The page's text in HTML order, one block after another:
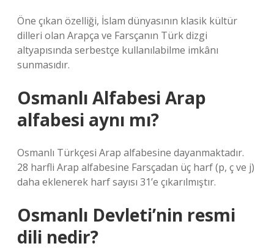
Öne çıkan özelliği, İslam dünyasının klasik kültür
dilleri olan Arapça ve Farsçanın Türk dizgi
altyapısında serbestçe kullanılabilme imkânı
sunmasıdır.
Osmanlı Alfabesi Arap
alfabesi aynı mı?
Osmanlı Türkçesi Arap alfabesine dayanmaktadır.
28 harfli Arap alfabesine Farsçadan üç harf (p, ç ve j)
daha eklenerek harf sayısı 31’e çıkarılmıştır.
Osmanlı Devleti’nin resmi
dili nedir?